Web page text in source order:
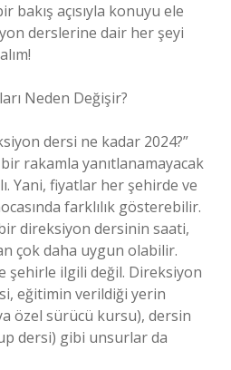
bakış açısıyla konuyu ele
derslerine dair her şeyi
Neden Değişir?
dersi ne kadar 2024?”
rakamla yanıtlanamayacak
Yani, fiyatlar her şehirde ve
farklılık gösterebilir.
direksiyon dersinin saati,
çok daha uygun olabilir.
şehirle ilgili değil. Direksiyon
eğitimin verildiği yerin
özel sürücü kursu), dersin
dersi) gibi unsurlar da